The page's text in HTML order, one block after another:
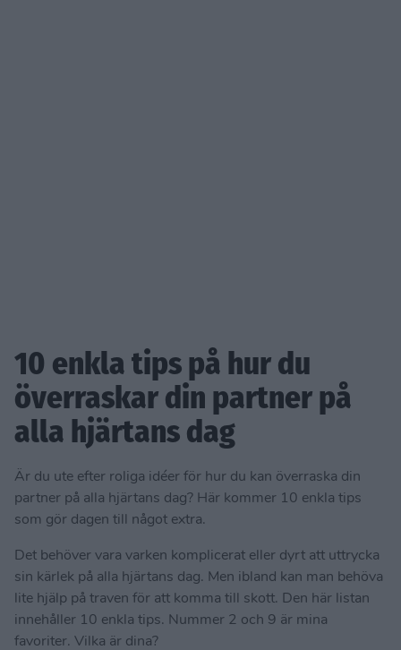
10 enkla tips på hur du
överraskar din partner på
alla hjärtans dag
Är du ute efter roliga idéer för hur du kan överraska din
partner på alla hjärtans dag? Här kommer 10 enkla tips
som gör dagen till något extra.
Det behöver vara varken komplicerat eller dyrt att uttrycka
sin kärlek på alla hjärtans dag. Men ibland kan man behöva
lite hjälp på traven för att komma till skott. Den här listan
innehåller 10 enkla tips. Nummer 2 och 9 är mina
favoriter. Vilka är dina?